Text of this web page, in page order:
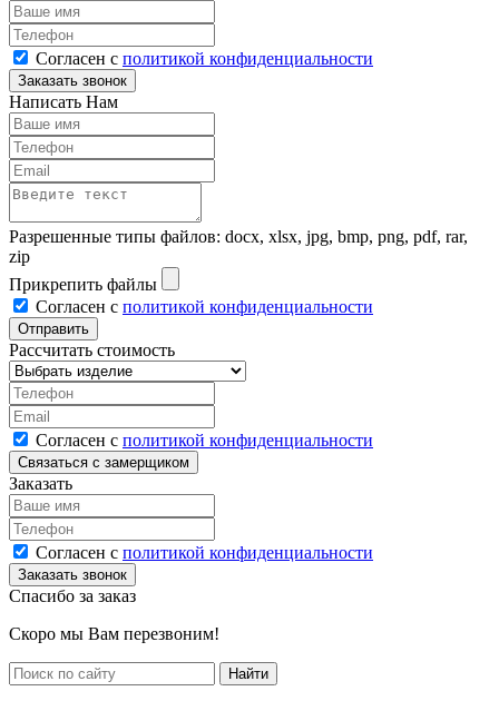
Согласен с политикой конфиденциальности
Написать Нам
Разрешенные типы файлов: docx, xlsx, jpg, bmp, png, pdf, rar,
zip
Прикрепить файлы
Согласен с политикой конфиденциальности
Рассчитать стоимость
Согласен с политикой конфиденциальности
Заказать
Согласен с политикой конфиденциальности
Спасибо за заказ
Скоро мы Вам перезвоним!